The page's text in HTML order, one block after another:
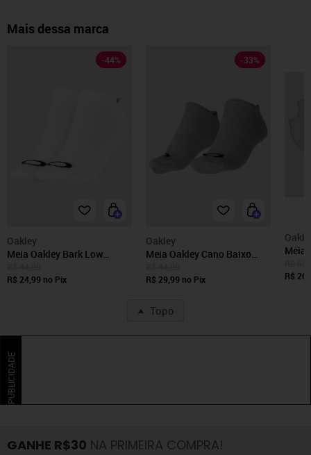
Mais dessa marca
-44%
Oakley
Meia Oakley Bark Low
R$ 24,99 no Pix
-33%
Oakley
Meia Oakley Cano Baixo
R$ 29,99 no Pix
Meia
R$
Topo
PUBLICIDADE
GANHE R$30 NA PRIMEIRA COMPRA!